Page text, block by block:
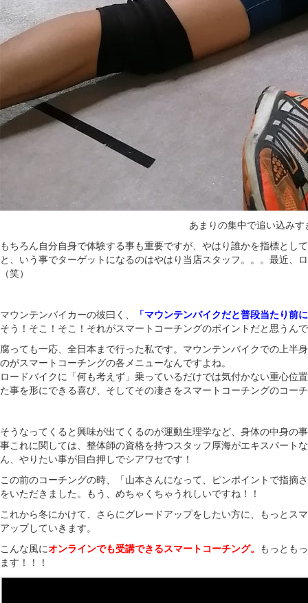
あまりの集中で追い込み
もちろん自分自身で体験する事も重要ですが、やはり誰かを指標とし
と、いう事でターゲットになるのはやはり当店スタッフ。。。最近
（笑）
マウンテンバイカーの彼曰く、
「マウンテンバイクだと普段当たり前
そう！そこ！そこ！それがスマートコーチングのポイントだと思うん
腐っても一応、全日本まで行った私です。マウンテンバイクでの上
のがスマートコーチングの各メニューなんですよね。
ロードバイクに「何も考えず」乗っているだけでは気付かない重心
た事を形にできる喜び、そしてその凄さをスマートコーチングのコー
そうなってくると興味が出てくるのが運動生理学など、身体の中身の
事これに関しては、整体師の資格を持つスタッフ厚海がエキスパート
ん、やりたい事が目白押しでシアワセです！
この前のコーチングの時、「山本さんになって、ピンポイントで指
をいただきました。もう、めちゃくちゃうれしいですね！！
これから冬にかけて、さらにグレードアップをしたい方に、もっと
アップしていきます。
こんな風にオンラインでも受講できるスマートコーチング。 もっとも
ます！！！